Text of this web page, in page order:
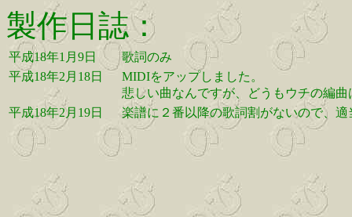
製作日誌：
平成18年1月9日
歌詞のみ
平成18年2月18日
MIDIをアップしました。
悲しい曲なんですが、どうもウチの編
平成18年2月19日
楽譜に２番以降の歌詞割がないので、